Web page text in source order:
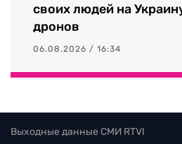
своих людей на
дронов
06.08.2026 / 16:34
Выходные данные СМИ RTVI